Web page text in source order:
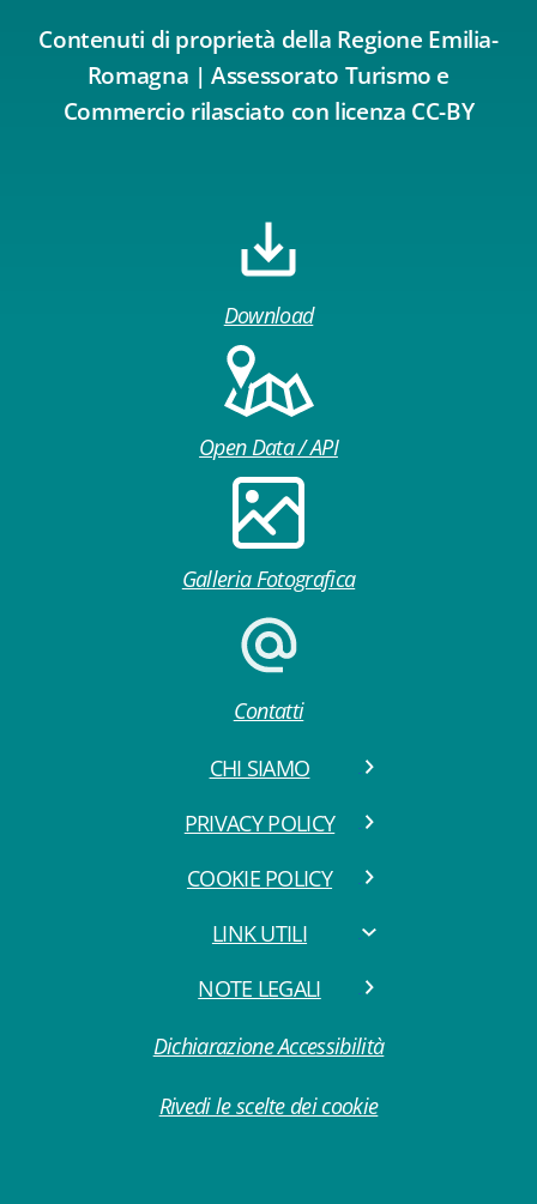
Contenuti di proprietà della Regione Emilia-
Romagna | Assessorato Turismo e
Commercio rilasciato con licenza CC-BY
Download
Open Data / API
Galleria Fotografica
Contatti
CHI SIAMO
PRIVACY POLICY
COOKIE POLICY
LINK UTILI
NOTE LEGALI
Dichiarazione Accessibilità
Rivedi le scelte dei cookie